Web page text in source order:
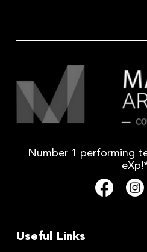
Number 1 performing
Useful Links